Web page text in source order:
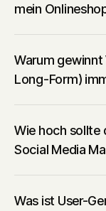
mein
Warum
Long-Form)
Wie hoch sollte
Social Media
Was ist User-